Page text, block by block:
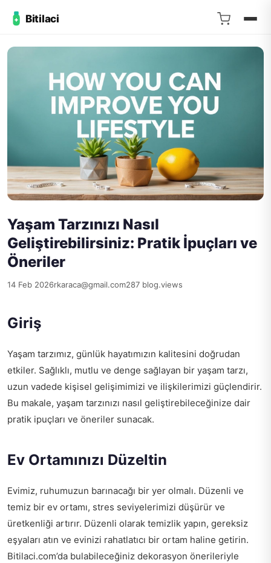
Bitilaci
Yaşam Tarzınızı Nasıl
Geliştirebilirsiniz: Pratik İpuçları ve
Öneriler
14 Feb 2026rkaraca@gmail.com287 blog.views
Giriş
Yaşam tarzımız, günlük hayatımızın kalitesini doğrudan
etkiler. Sağlıklı, mutlu ve denge sağlayan bir yaşam tarzı,
uzun vadede kişisel gelişimimizi ve ilişkilerimizi güçlendirir.
Bu makale, yaşam tarzınızı nasıl geliştirebileceğinize dair
pratik ipuçları ve öneriler sunacak.
Ev Ortamınızı Düzeltin
Evimiz, ruhumuzun barınacağı bir yer olmalı. Düzenli ve
temiz bir ev ortamı, stres seviyelerimizi düşürür ve
üretkenliği artırır. Düzenli olarak temizlik yapın, gereksiz
eşyaları atın ve evinizi rahatlatıcı bir ortam haline getirin.
Bitilaci.com’da bulabileceğiniz dekorasyon önerileriyle